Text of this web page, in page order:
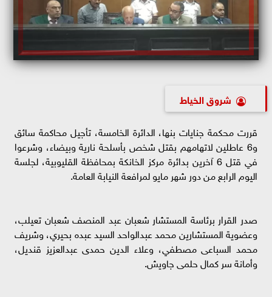
شروق الخياط
قررت محكمة جنايات بنها، الدائرة الخامسة، تأجيل محاكمة سائق
و6 عاطلين لاتهامهم بقتل شخص بأسلحة نارية وبيضاء، وشرعوا
في قتل 6 آخرين بدائرة مركز الخانكة بمحافظة القليوبية، لجلسة
اليوم الرابع من دور شهر مايو لمرافعة النيابة العامة.
صدر القرار برئاسة المستشار شعبان عبد المنصف شعبان تعيلب،
وعضوية المستشارين محمد عبدالواحد السيد عبده بحيري، وشريف
محمد السباعى مصطفي، وعلاء الدين حمدى عبدالعزيز قنديل،
وأمانة سر كمال حلمى جاويش.